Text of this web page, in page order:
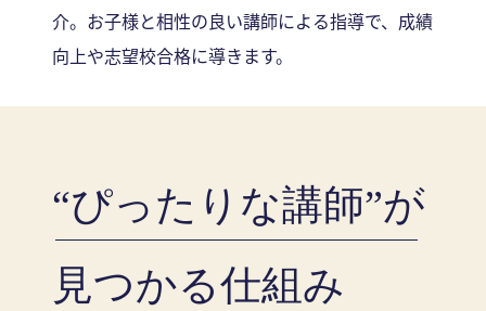
介。お子様と相性の良い講師による指導で、成績
向上や志望校合格に導きます。
“ぴったりな講師”が
見つかる仕組み